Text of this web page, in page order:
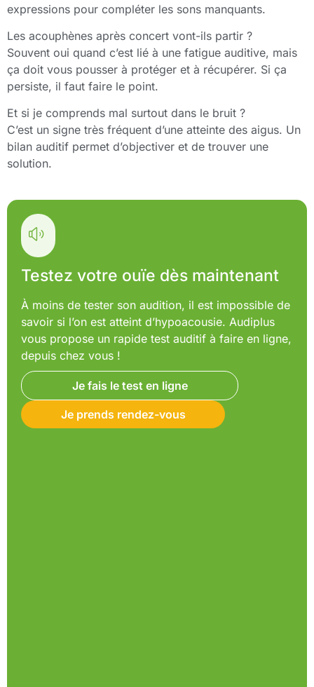
expressions pour compléter les sons manquants.
Les acouphènes après concert vont-ils partir ?
Souvent oui quand c’est lié à une fatigue auditive, mais
ça doit vous pousser à protéger et à récupérer. Si ça
persiste, il faut faire le point.
Et si je comprends mal surtout dans le bruit ?
C’est un signe très fréquent d’une atteinte des aigus. Un
bilan auditif permet d’objectiver et de trouver une
solution.
Testez votre ouïe dès maintenant
À moins de tester son audition, il est impossible de
savoir si l’on est atteint d’hypoacousie. Audiplus
vous propose un rapide test auditif à faire en ligne,
depuis chez vous !
Je fais le test en ligne
Je prends rendez-vous